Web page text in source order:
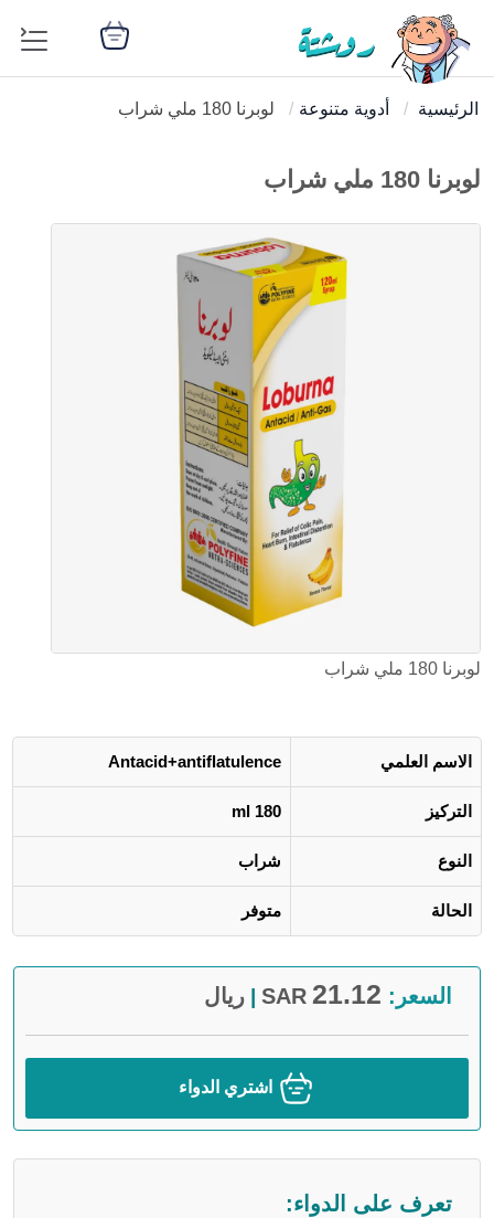
الرئيسية أدوية متنوعة لوبرنا 180 ملي شراب
لوبرنا 180 ملي شراب
لوبرنا 180 ملي شراب
الاسم العلمي Antacid+antiflatulence
التركيز 180 ml
النوع شراب
الحالة متوفر
السعر: 21.12
SAR ريال
اشتري الدواء
تعرف على الدواء: